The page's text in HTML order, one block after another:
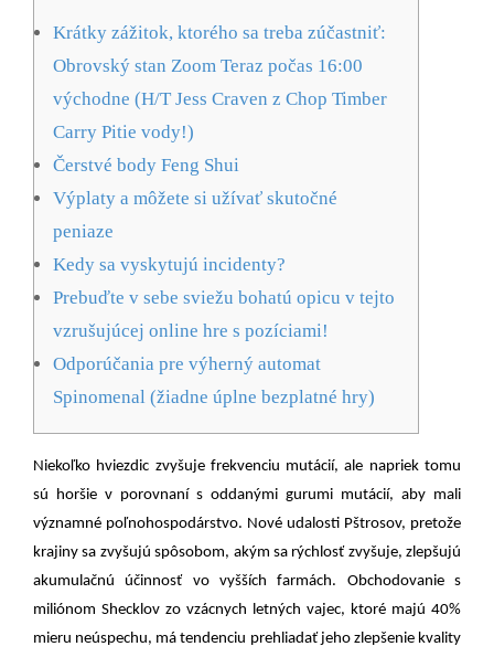
Krátky zážitok, ktorého sa treba zúčastniť:
Obrovský stan Zoom Teraz počas 16:00
východne (H/T Jess Craven z Chop Timber
Carry Pitie vody!)
Čerstvé body Feng Shui
Výplaty a môžete si užívať skutočné
peniaze
Kedy sa vyskytujú incidenty?
Prebuďte v sebe sviežu bohatú opicu v tejto
vzrušujúcej online hre s pozíciami!
Odporúčania pre výherný automat
Spinomenal (žiadne úplne bezplatné hry)
Niekoľko hviezdic zvyšuje frekvenciu mutácií, ale napriek tomu
sú horšie v porovnaní s oddanými gurumi mutácií, aby mali
významné poľnohospodárstvo. Nové udalosti Pštrosov, pretože
krajiny sa zvyšujú spôsobom, akým sa rýchlosť zvyšuje, zlepšujú
akumulačnú účinnosť vo vyšších farmách. Obchodovanie s
miliónom Shecklov zo vzácnych letných vajec, ktoré majú 40%
mieru neúspechu, má tendenciu prehliadať jeho zlepšenie kvality